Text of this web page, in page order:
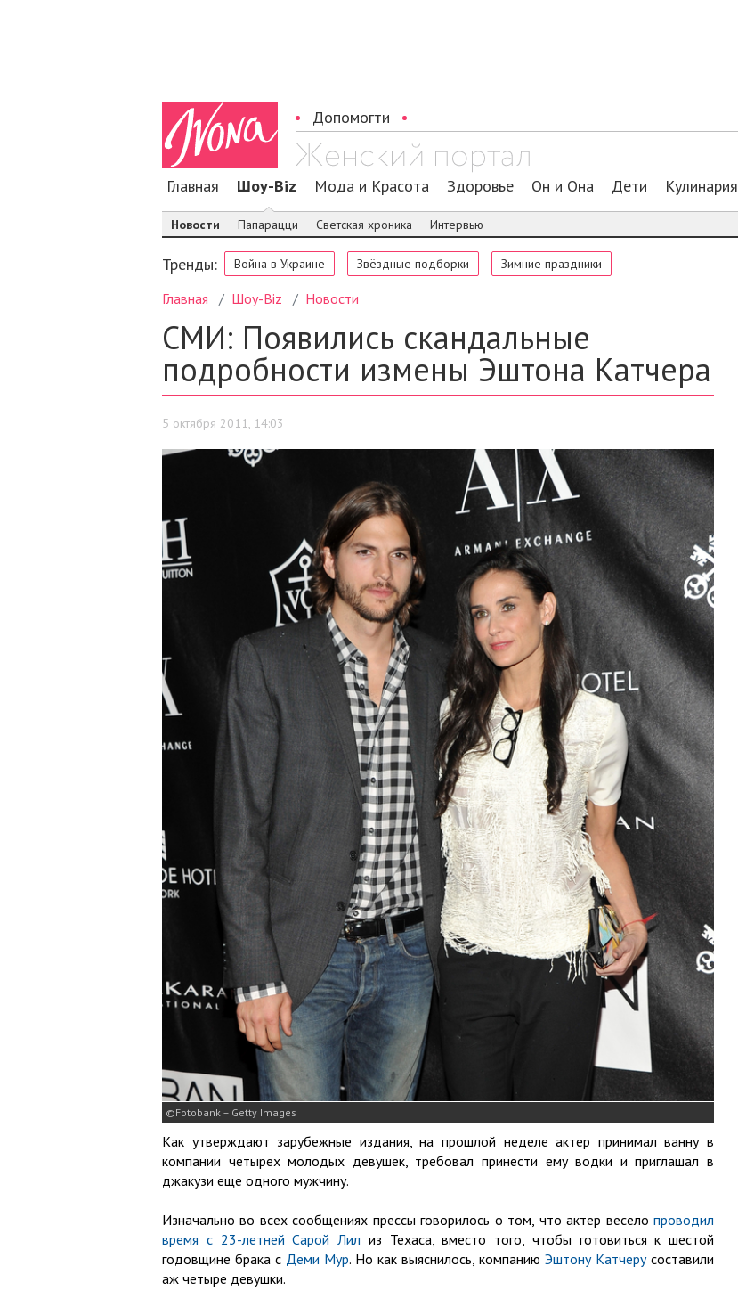
Допомогти
Главная Шоу-Biz Мода и Красота Здоровье Он и Она Дети Кулинария
Новости Папарацци Светская хроника Интервью
Тренды: Война в Украине Звёздные подборки Зимние праздники
Главная Шоу-Biz Новости
СМИ: Появились скандальные
подробности измены Эштона Катчера
5 октября 2011, 14:03
Fotobank – Getty Images
Как утверждают зарубежные издания, на прошлой неделе актер принимал ванну в
компании четырех молодых девушек, требовал принести ему водки и приглашал в
джакузи еще одного мужчину.
Изначально во всех сообщениях прессы говорилось о том, что актер весело проводил
время с 23-летней Сарой Лил из Техаса, вместо того, чтобы готовиться к шестой
годовщине брака с Деми Мур. Но как выяснилось, компанию Эштону Катчерусоставили
аж четыре девушки.